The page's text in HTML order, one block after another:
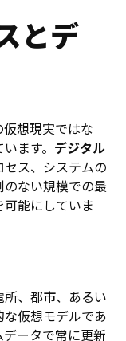
とデ
想現実ではな
ます。 デジタル
ス、システムの
ない規模での最
能にしていま
、都市、あるい
仮想モデルであ
ータで常に更新